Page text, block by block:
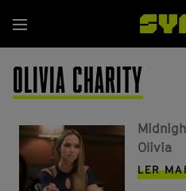
para
o
conteúdo
principal
Menu
OLIVIA CHARITY
Olivia
LER